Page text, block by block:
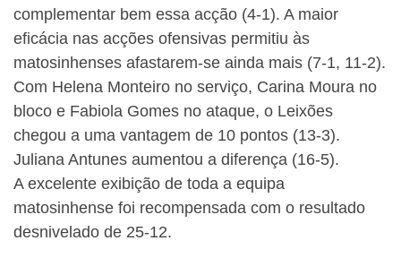
complementar bem essa acção (4-1). A maior
eficácia nas acções ofensivas permitiu às
matosinhenses afastarem-se ainda mais (7-1, 11-2).
Com Helena Monteiro no serviço, Carina Moura no
bloco e Fabiola Gomes no ataque, o Leixões
chegou a uma vantagem de 10 pontos (13-3).
Juliana Antunes aumentou a diferença (16-5).
A excelente exibição de toda a equipa
matosinhense foi recompensada com o resultado
desnivelado de 25-12.